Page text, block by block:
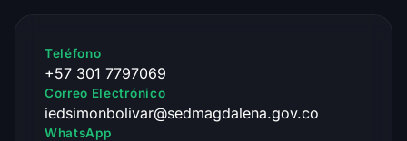
Teléfono
+57 301 7797069
Correo Electrónico
iedsimonbolivar@sedmagdalena.gov.co
WhatsApp